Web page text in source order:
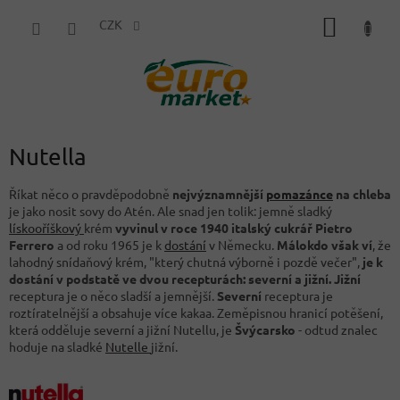
CZK
Nutella
Říkat něco o pravděpodobně nejvýznamnější pomazánce na chleba
je jako nosit sovy do Atén. Ale snad jen tolik: jemně sladký
lískooříškový krém vyvinul v roce 1940 italský cukrář Pietro
Ferrero a od roku 1965 je k dostání v Německu. Málokdo však ví, že
lahodný snídaňový krém, "který chutná výborně i pozdě večer", je k
dostání v podstatě ve dvou recepturách: severní a jižní.Jižní
receptura je o něco sladší a jemnější. Severní receptura je
roztíratelnější a obsahuje více kakaa. Zeměpisnou hranicí potěšení,
která odděluje severní a jižní Nutellu, je Švýcarsko - odtud znalec
hoduje na sladké Nutelle jižní.